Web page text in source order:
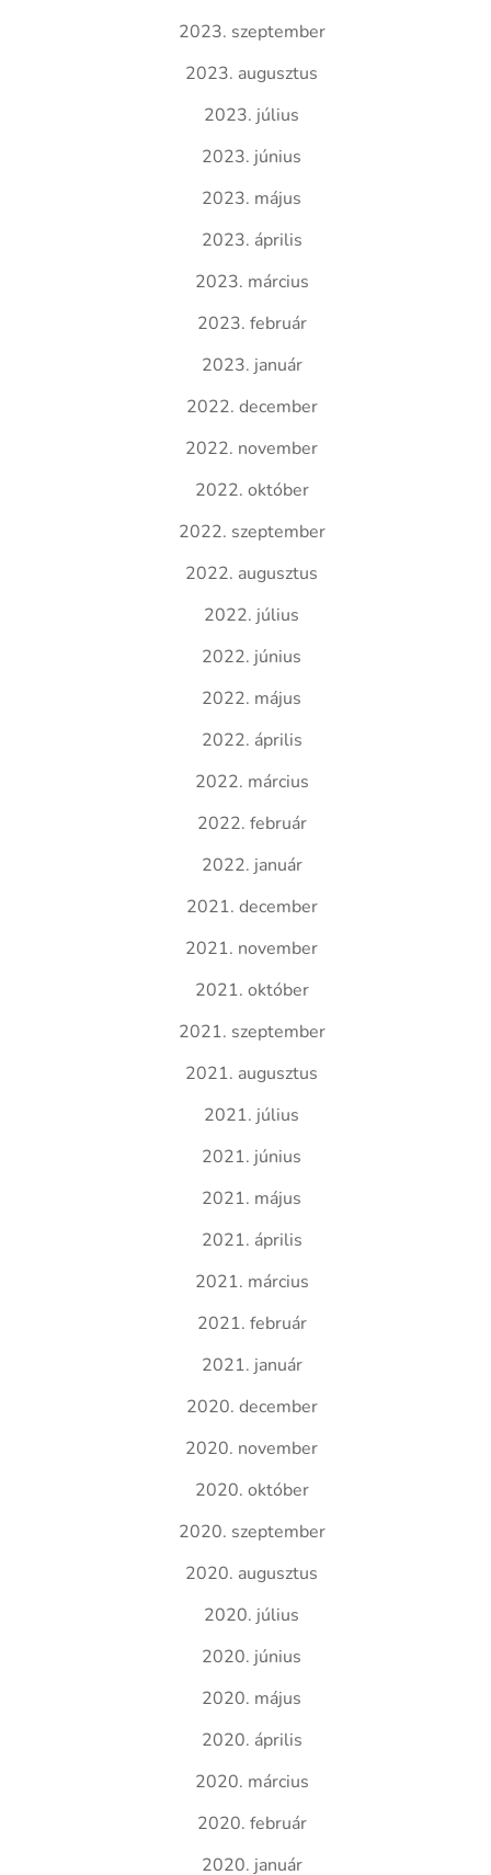
2023. szeptember
2023. augusztus
2023. július
2023. június
2023. május
2023. április
2023. március
2023. február
2023. január
2022. december
2022. november
2022. október
2022. szeptember
2022. augusztus
2022. július
2022. június
2022. május
2022. április
2022. március
2022. február
2022. január
2021. december
2021. november
2021. október
2021. szeptember
2021. augusztus
2021. július
2021. június
2021. május
2021. április
2021. március
2021. február
2021. január
2020. december
2020. november
2020. október
2020. szeptember
2020. augusztus
2020. július
2020. június
2020. május
2020. április
2020. március
2020. február
2020. január